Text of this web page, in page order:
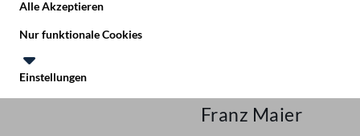
Alle Akzeptieren
Nur funktionale Cookies
Einstellungen
Franz Maier